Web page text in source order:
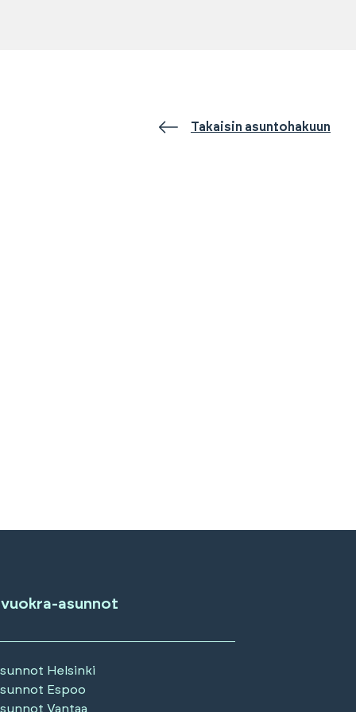
Takaisin asuntohakuun
asunnot
Helsinki
Espoo
Vantaa